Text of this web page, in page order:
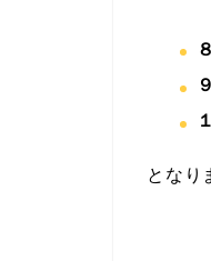
となり